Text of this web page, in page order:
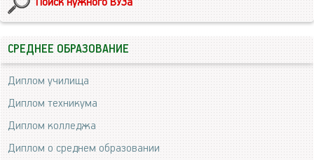
СРЕДНЕЕ ОБРАЗОВАНИЕ
Диплом училища
Диплом техникума
Диплом колледжа
Диплом о среднем образовании